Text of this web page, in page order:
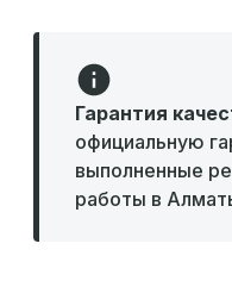
Гарантия
официальную
выполненные
работы в